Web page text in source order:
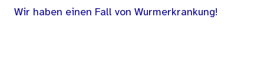
Wir haben einen Fall von Wurmerkrankung!